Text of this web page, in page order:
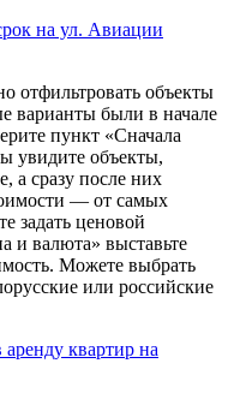
на ул. Авиации
отфильтровать объекты
варианты были в начале
пункт «Сначала
увидите объекты,
а сразу после них
— от самых
задать ценовой
и валюта» выставьте
Можете выбрать
или российские
аренду квартир на